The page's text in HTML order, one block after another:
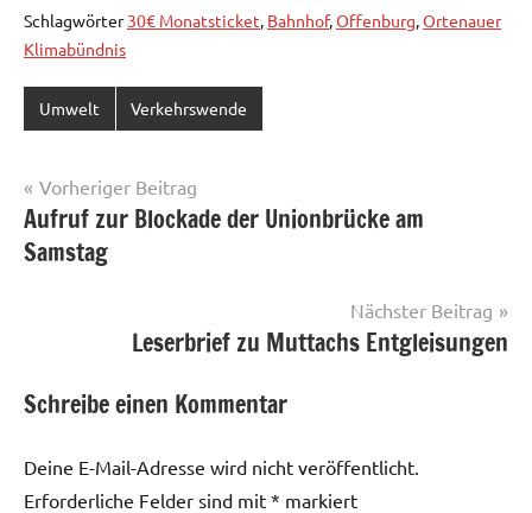
Schlagwörter30€ Monatsticket, Bahnhof,Offenburg,Ortenauer
Klimabündnis
Umwelt Verkehrswende
Beitragsnavigation
Vorheriger Beitrag
Aufruf zur Blockade der Unionbrücke am
Samstag
Nächster Beitrag
Leserbrief zu Muttachs Entgleisungen
Schreibe einen Kommentar
Deine E-Mail-Adresse wird nicht veröffentlicht.
Erforderliche Felder sind mit * markiert